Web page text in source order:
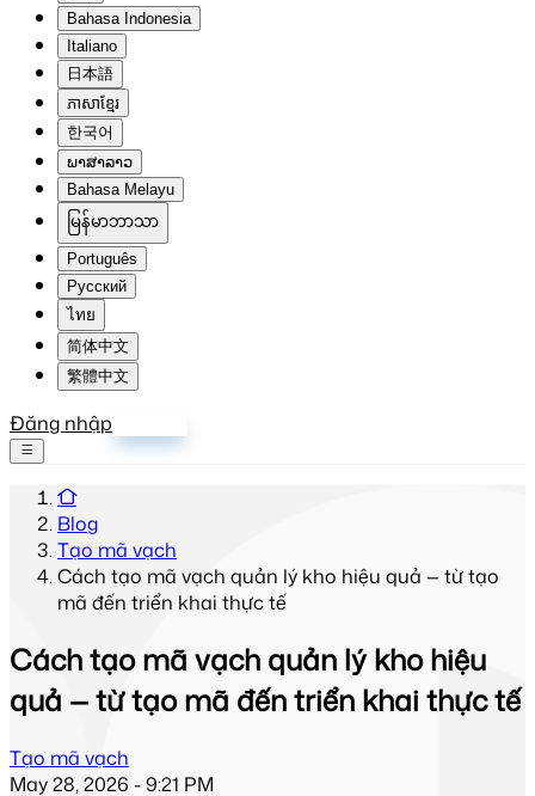
Bahasa Indonesia
Italiano
日本語
ភាសាខ្មែរ
한국어
ພາສາລາວ
Bahasa Melayu
မြန်မာဘာသာ
Português
Русский
ไทย
简体中文
繁體中文
Đăng nhập
Blog
Tạo mã vạch
Cách tạo mã vạch quản lý kho hiệu quả — từ tạo
mã đến triển khai thực tế
Cách tạo mã vạch quản lý kho hiệu
quả — từ tạo mã đến triển khai thực tế
Tạo mã vạch
May 28, 2026 - 9:21 PM